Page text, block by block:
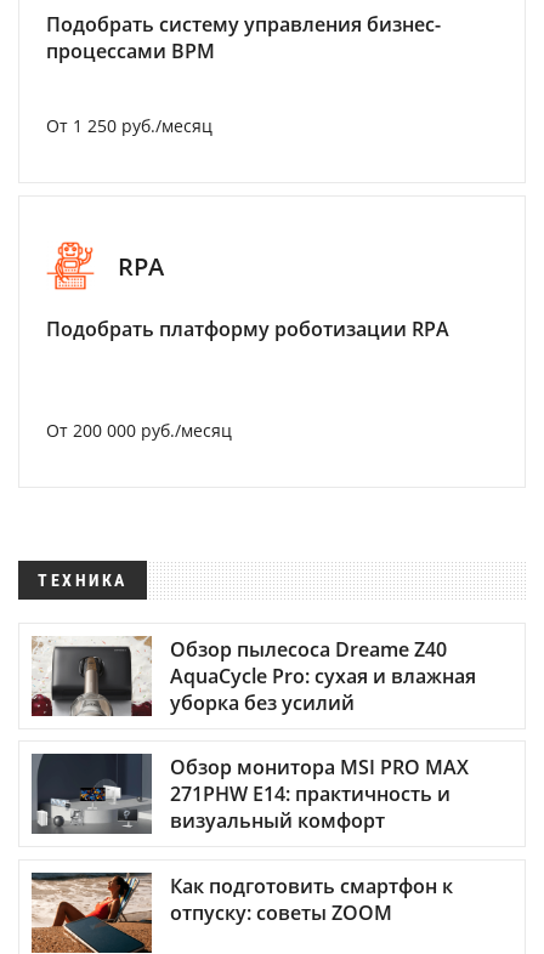
Подобрать систему управления бизнес-
процессами BPM
От 1 250 руб./месяц
RPA
Подобрать платформу роботизации RPA
От 200 000 руб./месяц
ТЕХНИКА
Обзор пылесоса Dreame Z40
AquaCycle Pro: сухая и влажная
уборка без усилий
Обзор монитора MSI PRO MAX
271PHW E14: практичность и
визуальный комфорт
Как подготовить смартфон к
отпуску: советы ZOOM